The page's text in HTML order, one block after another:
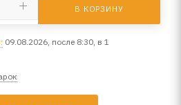
В КОРЗИНУ
09.08.2026, после 8:30, в 1